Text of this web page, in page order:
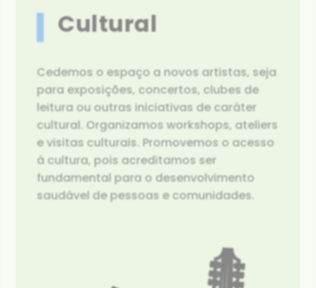
Cultural
Cedemos o espaço a novos artistas, seja
para exposições, concertos, clubes de
leitura ou outras iniciativas de caráter
cultural. Organizamos workshops, ateliers
e visitas culturais. Promovemos o acesso
à cultura, pois acreditamos ser
fundamental para o desenvolvimento
saudável de pessoas e comunidades.